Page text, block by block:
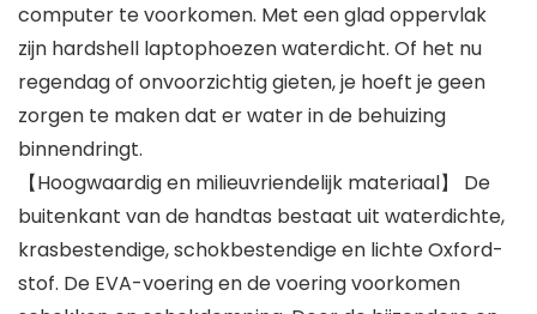
computer te voorkomen. Met een glad oppervlak
zijn hardshell laptophoezen waterdicht. Of het nu
regendag of onvoorzichtig gieten, je hoeft je geen
zorgen te maken dat er water in de behuizing
binnendringt.
【Hoogwaardig en milieuvriendelijk materiaal】 De
buitenkant van de handtas bestaat uit waterdichte,
krasbestendige, schokbestendige en lichte Oxford-
stof. De EVA-voering en de voering voorkomen